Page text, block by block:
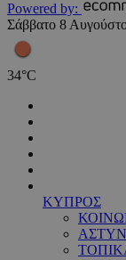
Powered by:
Σάββατο 8
34°C
ΚΥΠΡΟΣ